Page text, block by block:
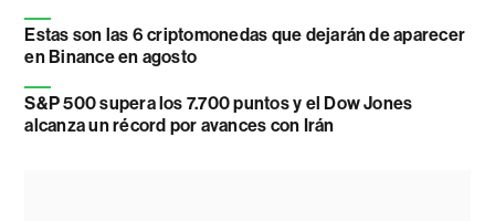
Estas son las 6 criptomonedas que dejarán de aparecer
en Binance en agosto
S&P 500 supera los 7.700 puntos y el Dow Jones
alcanza un récord por avances con Irán